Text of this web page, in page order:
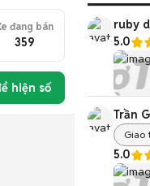
đang bán
359
hiện số
ruby
5.0
Trần
Giao
5.0